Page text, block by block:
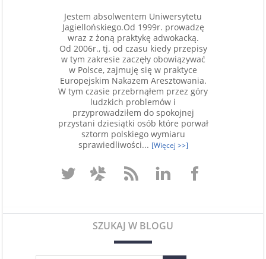
Jestem absolwentem Uniwersytetu
Jagiellońskiego.Od 1999r. prowadzę
wraz z żoną praktykę adwokacką.
Od 2006r., tj. od czasu kiedy przepisy
w tym zakresie zaczęły obowiązywać
w Polsce, zajmuję się w praktyce
Europejskim Nakazem Aresztowania.
W tym czasie przebrnąłem przez góry
ludzkich problemów i
przyprowadziłem do spokojnej
przystani dziesiątki osób które porwał
sztorm polskiego wymiaru
sprawiedliwości... [Więcej >>]
SZUKAJ W BLOGU